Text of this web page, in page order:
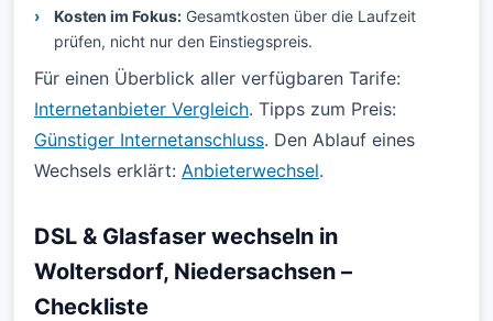
Kosten im Fokus: Gesamtkosten über die Laufzeit
prüfen, nicht nur den Einstiegspreis.
Für einen Überblick aller verfügbaren Tarife:
Internetanbieter Vergleich. Tipps zum Preis:
Günstiger Internetanschluss. Den Ablauf eines
Wechsels erklärt: Anbieterwechsel.
DSL & Glasfaser wechseln in
Woltersdorf, Niedersachsen –
Checkliste